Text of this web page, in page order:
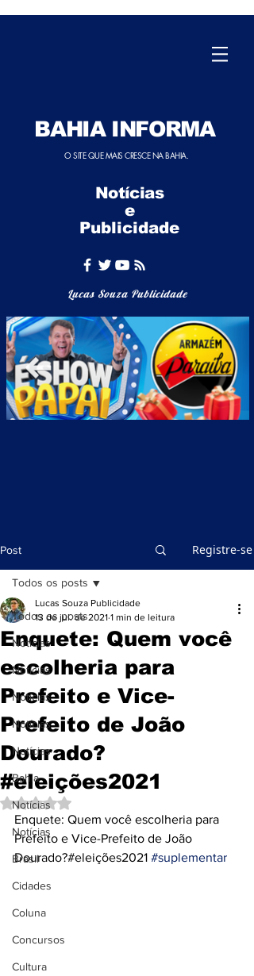
BAHIA INFORMA
O SITE QUE MAIS CRESCE NA BAHIA.
Notícias
e
Publicidade
Lucas Souza Publicidade
Post Registre-se
Todos os posts
Notícias
Notícias
Notícias
Notícias
Notícias
Bahia
Notícias
Notícias
Brasil
Cidades
Coluna
Concursos
Cultura
Todos os posts
Enquete: Quem você
escolheria para
Prefeito e Vice-
Prefeito de João
Dourado?
#eleições2021
Lucas Souza Publicidade
13 de jul. de 2021 1 min de leitura
Avaliado com NaN de 5 estrelas.
Enquete: Quem você escolheria para
Prefeito e Vice-Prefeito de João
Dourado?#eleições2021 #suplementar